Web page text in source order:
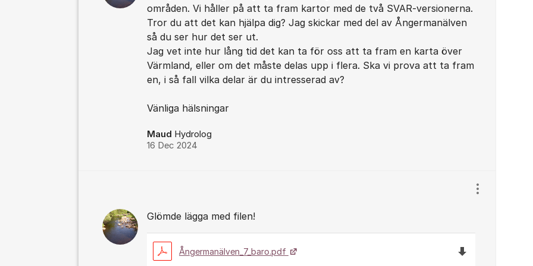
områden. Vi håller på att ta fram kartor med de två SVAR-versionerna.
Tror du att det kan hjälpa dig? Jag skickar med del av Ångermanälven
så du ser hur det ser ut.
Jag vet inte hur lång tid det kan ta för oss att ta fram en karta över
Värmland, eller om det måste delas upp i flera. Ska vi prova att ta fram
en, i så fall vilka delar är du intresserad av?
Vänliga hälsningar
Maud Hydrolog
16 Dec 2024
Glömde lägga med filen!
Ångermanälven_7_baro.pdf Ladda ned filen
Visa/dölj